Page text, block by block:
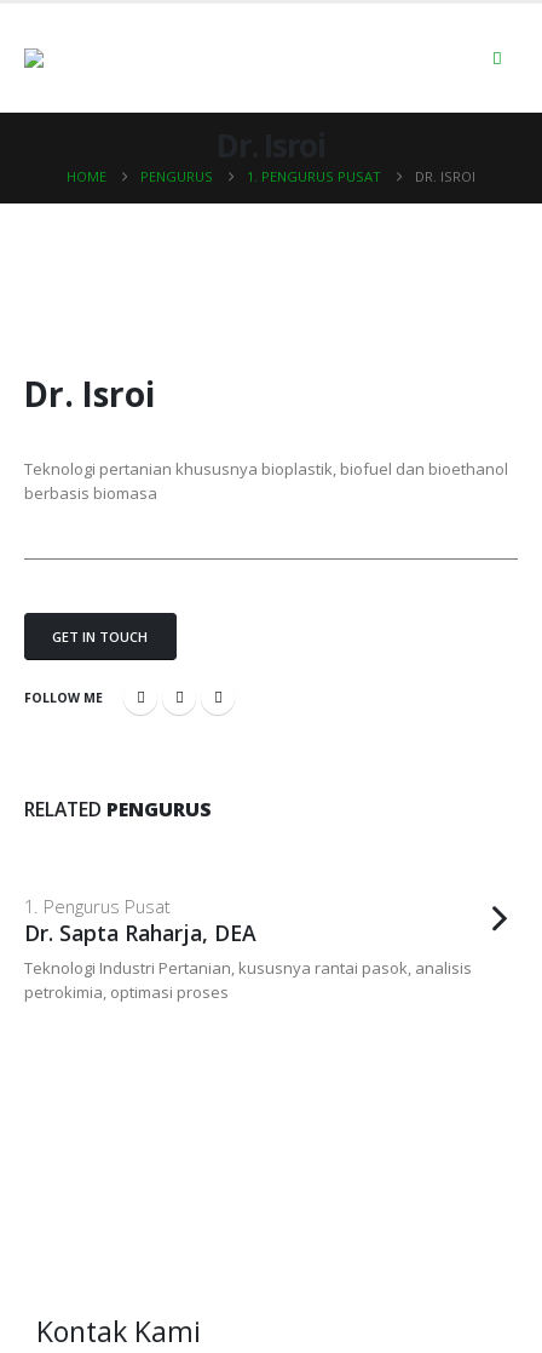
HOME PENGURUS 1. PENGURUS PUSAT DR. ISROI
Dr. Isroi
Teknologi pertanian khususnya bioplastik, biofuel dan bioethanol
berbasis biomasa
GET IN TOUCH
FOLLOW ME
RELATED PENGURUS
1. Pengurus Pusat
Dr. Sapta Raharja, DEA
Teknologi Industri Pertanian, kususnya rantai pasok, analisis
petrokimia, optimasi proses
Kontak Kami